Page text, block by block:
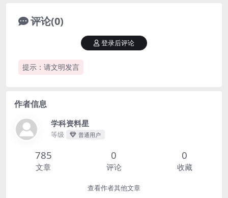
评论(0)
提示：请文明发言
登录后评论
作者信息
学科资料星
等级 普通用户
785
文章
0
评论
0
收藏
查看作者其他文章